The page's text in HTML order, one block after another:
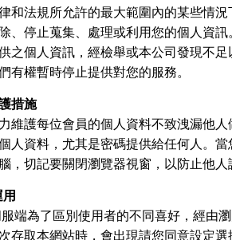
和法規所允許的最大範圍內的某些情
、停止蒐集、處理或利用您的個人資訊
之個人資訊，經檢舉或本公司發現不
有權暫時停止提供對您的服務。
措施
維護每位會員的個人資料不致洩漏他
人資料，尤其是密碼提供給任何人。
，切記要關閉瀏覽器視窗，以防止他
服端為了區別使用者的不同喜好，經由
存取本網站時，會出現請您同意設定